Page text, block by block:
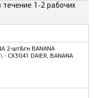
1-2 рабочих
2-шт&гн BANANA
CX3041 DAIER, BANANA